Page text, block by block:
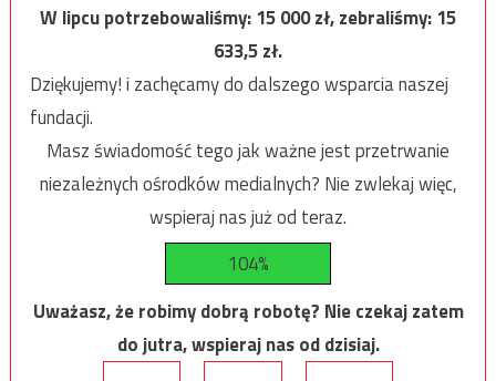
W lipcu potrzebowaliśmy:15 000zł, zebraliśmy:15
633,5zł.
Dziękujemy! i zachęcamy do dalszego wsparcia naszej
fundacji.
Masz świadomość tego jak ważne jest przetrwanie
niezależnych ośrodków medialnych? Nie zwlekaj więc,
wspieraj nas już od teraz.
104%
Uważasz, że robimy dobrą robotę? Nie czekaj zatem
do jutra, wspieraj nas od dzisiaj.